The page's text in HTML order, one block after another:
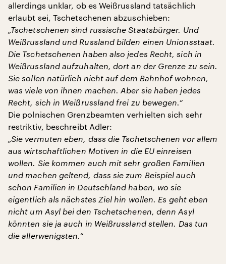
allerdings unklar, ob es Weißrussland tatsächlich
erlaubt sei, Tschetschenen abzuschieben:
„Tschetschenen sind russische Staatsbürger. Und
Weißrussland und Russland bilden einen Unionsstaat.
Die Tschetschenen haben also jedes Recht, sich in
Weißrussland aufzuhalten, dort an der Grenze zu sein.
Sie sollen natürlich nicht auf dem Bahnhof wohnen,
was viele von ihnen machen. Aber sie haben jedes
Recht, sich in Weißrussland frei zu bewegen.“
Die polnischen Grenzbeamten verhielten sich sehr
restriktiv, beschreibt Adler:
„Sie vermuten eben, dass die Tschetschenen vor allem
aus wirtschaftlichen Motiven in die EU einreisen
wollen. Sie kommen auch mit sehr großen Familien
und machen geltend, dass sie zum Beispiel auch
schon Familien in Deutschland haben, wo sie
eigentlich als nächstes Ziel hin wollen. Es geht eben
nicht um Asyl bei den Tschetschenen, denn Asyl
könnten sie ja auch in Weißrussland stellen. Das tun
die allerwenigsten.“